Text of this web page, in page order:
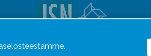
Liiton jäsen. Noudatamme